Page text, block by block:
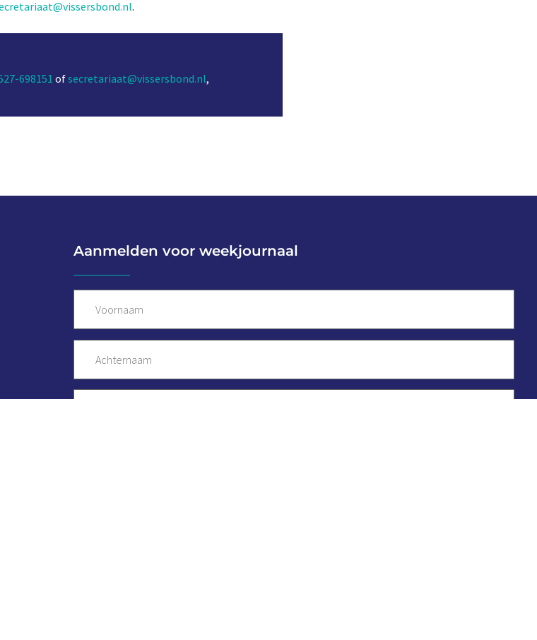
.
698151 ofsecretariaat@vissersbond.nl,
Aanmelden voor weekjournaal